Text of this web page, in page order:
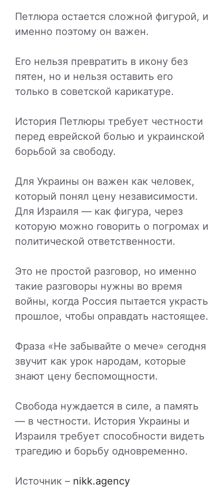
Петлюра остается сложной фигурой, и
именно поэтому он важен.
Его нельзя превратить в икону без
пятен, но и нельзя оставить его
только в советской карикатуре.
История Петлюры требует честности
перед еврейской болью и украинской
борьбой за свободу.
Для Украины он важен как человек,
который понял цену независимости.
Для Израиля — как фигура, через
которую можно говорить о погромах и
политической ответственности.
Это не простой разговор, но именно
такие разговоры нужны во время
войны, когда Россия пытается украсть
прошлое, чтобы оправдать настоящее.
Фраза «Не забывайте о мече» сегодня
звучит как урок народам, которые
знают цену беспомощности.
Свобода нуждается в силе, а память
— в честности. История Украины и
Израиля требует способности видеть
трагедию и борьбу одновременно.
Источник – nikk.agency